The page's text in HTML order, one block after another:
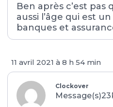
Ben après c’est pas
aussi l’âge qui est
banques et
11 avril 2021 à 8 h 54 min
Clockover
Message(s)23